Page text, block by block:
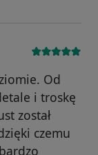
Od
i troskę
został
czemu